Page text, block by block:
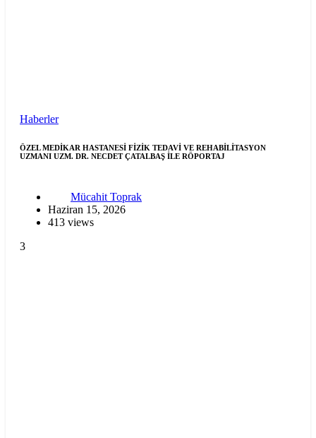
Haberler
ÖZEL MEDİKAR HASTANESİ FİZİK TEDAVİ VE REHABİLİTASYON
UZMANI UZM. DR. NECDET ÇATALBAŞ İLE RÖPORTAJ
Mücahit Toprak
Haziran 15, 2026
413 views
3